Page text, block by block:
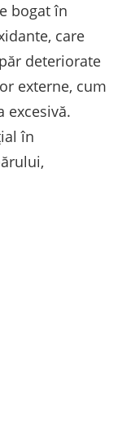
bogat în
care
deteriorate
externe, cum
excesivă.
în